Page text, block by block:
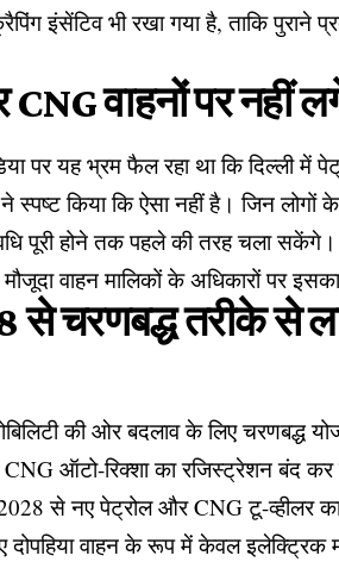
इंसेंटिव भी रखा गया है, ताकि पुराने
वाहनों पर नहीं
पर यह भ्रम फैल रहा था कि दिल्ली में
स्पष्ट किया कि ऐसा नहीं है। जिन
पूरी होने तक पहले की तरह चला सकेंगे।
वाहन मालिकों के अधिकारों पर
चरणबद्ध तरीके से
की ओर बदलाव के लिए चरणबद्ध
CNG ऑटो-रिक्शा का रजिस्ट्रेशन बंद
से नए पेट्रोल और CNG टू-व्हीलर का
दोपहिया वाहन के रूप में केवल इलेक्ट्रिक